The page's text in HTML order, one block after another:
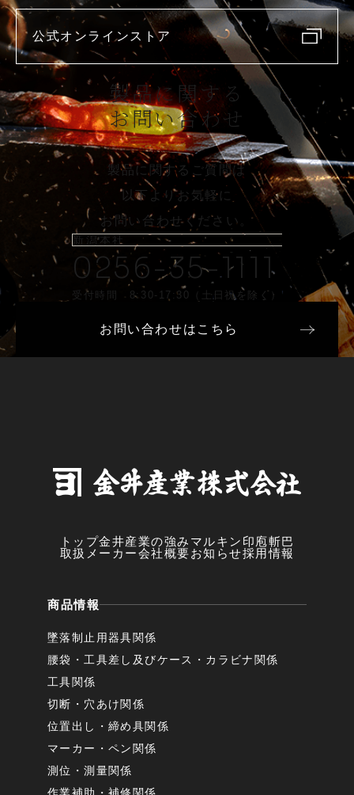
公式オンラインストア
製品に関する
お問い合わせ
製品に関するご質問は
以下よりお気軽に
お問い合わせください。
新潟本社
0256-35-1111
受付時間 8:30-17:30（土日祝を除く）
お問い合わせはこちら
トップ金井産業の強み マルキン印 庖斬巴
取扱メーカー会社概要お知らせ採用情報
商品情報
墜落制止用器具関係
腰袋・工具差し及びケース・カラビナ関係
工具関係
切断・穴あけ関係
位置出し・締め具関係
マーカー・ペン関係
測位・測量関係